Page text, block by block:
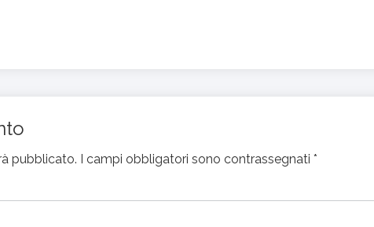
pubblicato. I campi obbligatori sono contrassegnati *